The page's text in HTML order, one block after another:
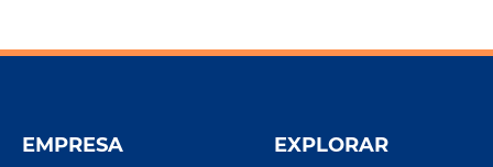
EMPRESA EXPLORAR